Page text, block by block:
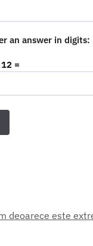
an answer in digits:
=
deoarece este